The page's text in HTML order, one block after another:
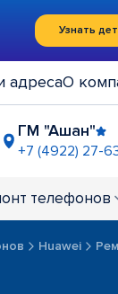
Узнать
адресаО
ГМ "Ашан"
+7 (4922) 27-
+7 (4922)
телефонов
Huawei